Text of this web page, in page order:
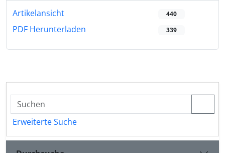
Artikelansicht 440
PDF Herunterladen 339
Erweiterte Suche